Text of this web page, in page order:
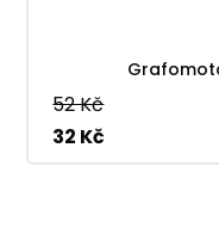
52 Kč
32 Kč